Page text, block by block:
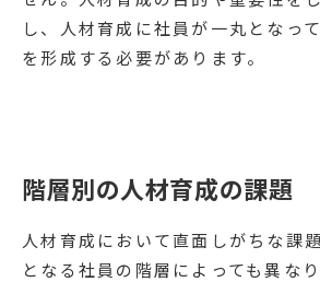
し、人材育成に社員が一丸となっ
を形成する必要があります。
階層別の人材育成の課題
人材育成において直面しがちな課
となる社員の階層によっても異な